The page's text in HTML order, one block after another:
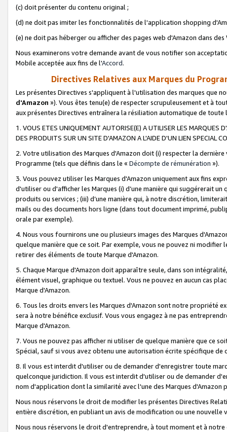
(c) doit présenter du contenu original ;
(d) ne doit pas imiter les fonctionnalités de l'application shopping
(e) ne doit pas héberger ou afficher des pages web d'Amazon dans
Nous examinerons votre demande avant de vous notifier son
Mobile acceptée aux fins de l'Accord.
Directives Relatives aux Marques du
Les présentes Directives s'appliquent à l'utilisation des marques que
d'Amazon »). Vous êtes tenu(e) de respecter scrupuleusement et à
aux présentes Directives entraînera la résiliation automatique de
1. VOUS ETES UNIQUEMENT AUTORISE(E) A UTILISER LES MARQUES
DES PRODUITS SUR UN SITE D'AMAZON A L'AIDE D'UN LIEN SPECIAL
2. Votre utilisation des Marques d'Amazon doit (i) respecter la
Programme (tels que définis dans le « Décompte de rémunération »).
3. Vous pouvez utiliser les Marques d'Amazon uniquement aux fins
d'utiliser ou d'afficher les Marques (i) d’une manière qui suggérerait
produits ou services ; (iii) d’une manière qui, à notre discrétion,
mails ou des documents hors ligne (dans tout document imprimé,
orale par exemple).
4. Nous vous fournirons une ou plusieurs images des Marques
quelque manière que ce soit. Par exemple, vous ne pouvez ni
retirer des éléments de toute Marque d'Amazon.
5. Chaque Marque d'Amazon doit apparaître seule, dans son
élément visuel, graphique ou textuel. Vous ne pouvez en aucun cas
Marque d'Amazon.
6. Tous les droits envers les Marques d'Amazon sont notre propriété
sera à notre bénéfice exclusif. Vous vous engagez à ne pas
Marque d'Amazon.
7. Vous ne pouvez pas afficher ni utiliser de quelque manière que ce
Spécial, sauf si vous avez obtenu une autorisation écrite spécifique de
8. Il vous est interdit d'utiliser ou de demander d'enregistrer toute
quelconque juridiction. Il vous est interdit d'utiliser ou de demander
nom d'application dont la similarité avec l'une des Marques
Nous nous réservons le droit de modifier les présentes Directives
entière discrétion, en publiant un avis de modification ou une nouvelle
Nous nous réservons le droit d'entreprendre, à tout moment et à